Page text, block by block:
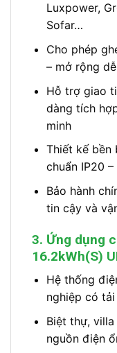
Luxpower,
Sofar…
Cho phép
– mở rộng
Hỗ trợ giao
dàng tích
minh
Thiết kế bền
chuẩn IP20
Bảo hành
tin cậy và
3. Ứng dụng
16.2kWh(S)
Hệ thống
nghiệp có
Biệt thự,
nguồn điện